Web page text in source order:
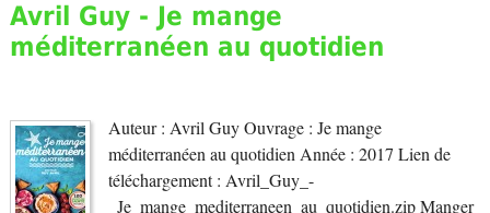
Avril Guy - Je mange
méditerranéen au quotidien
Auteur : Avril Guy Ouvrage : Je mange
méditerranéen au quotidien Année : 2017 Lien de
téléchargement : Avril_Guy_-
_Je_mange_mediterraneen_au_quotidien.zip Manger